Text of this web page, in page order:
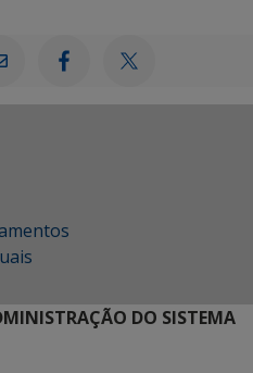
DO SISTEMA